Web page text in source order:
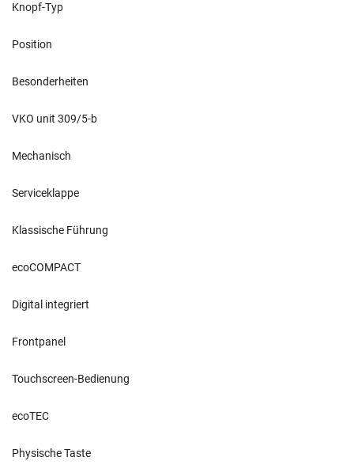
Knopf-Typ
Position
Besonderheiten
VKO unit 309/5-b
Mechanisch
Serviceklappe
Klassische Führung
ecoCOMPACT
Digital integriert
Frontpanel
Touchscreen-Bedienung
ecoTEC
Physische Taste